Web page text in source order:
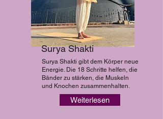
Surya Shakti gibt dem Körper neue
Energie. Die 18 Schritte helfen, die
Bänder zu stärken, die Muskeln
und Knochen zusammenhalten.
Weiterlesen
Surya Shakti